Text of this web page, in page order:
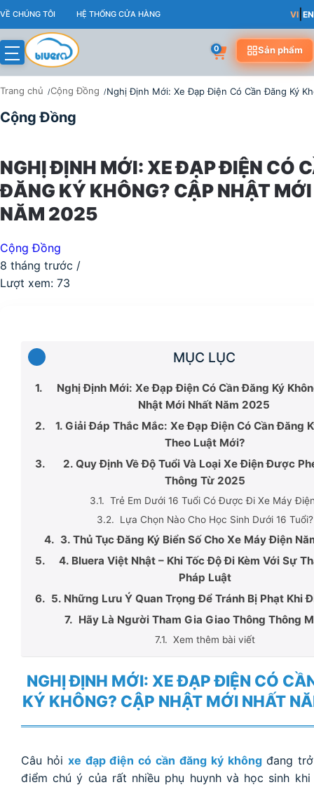
Skip
to
content
VỀ CHÚNG TÔI HỆ THỐNG CỬA HÀNG VI EN
0 Sản phẩm
Cộng Đồng
Trang chủ Cộng Đồng Nghị Định Mới: Xe Đạp Điện Có Cần Đăng Ký
NGHỊ ĐỊNH MỚI: XE ĐẠP ĐIỆN CÓ
ĐĂNG KÝ KHÔNG? CẬP NHẬT
NĂM 2025
Cộng Đồng
8 tháng trước /
Lượt xem: 73
MỤC LỤC
Nghị Định Mới: Xe Đạp Điện Có Cần Đăng Ký
Nhật Mới Nhất Năm 2025
1. Giải Đáp Thắc Mắc: Xe Đạp Điện Có Cần Đăng
Theo Luật Mới?
2. Quy Định Về Độ Tuổi Và Loại Xe Điện Được
Thông Từ 2025
Trẻ Em Dưới 16 Tuổi Có Được Đi Xe Máy
Lựa Chọn Nào Cho Học Sinh Dưới 16 Tuổi?
3. Thủ Tục Đăng Ký Biển Số Cho Xe Máy Điện
4. Bluera Việt Nhật – Khi Tốc Độ Đi Kèm Với Sự
Pháp Luật
5. Những Lưu Ý Quan Trọng Để Tránh Bị Phạt Khi
Hãy Là Người Tham Gia Giao Thông Thông
Xem thêm bài viết
NGHỊ ĐỊNH MỚI: XE ĐẠP ĐIỆN CÓ
KÝ KHÔNG? CẬP NHẬT MỚI NHẤT
Câu hỏi xe đạp điện có cần đăng ký khôngđang trở
điểm chú ý của rất nhiều phụ huynh và học sinh